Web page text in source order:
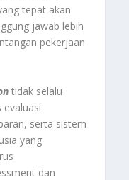
tepat akan
jawab lebih
pekerjaan
tidak selalu
serta sistem
yang
dan